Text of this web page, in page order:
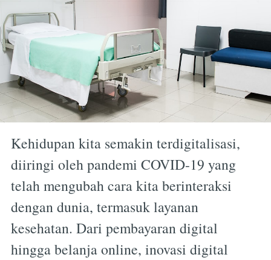
Kehidupan kita semakin terdigitalisasi,
diiringi oleh pandemi COVID-19 yang
telah mengubah cara kita berinteraksi
dengan dunia, termasuk layanan
kesehatan. Dari pembayaran digital
hingga belanja online, inovasi digital